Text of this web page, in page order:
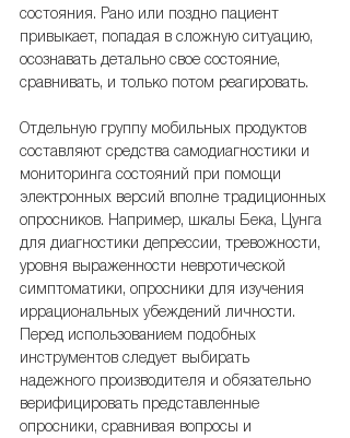
состояния. Рано или поздно пациент
привыкает, попадая в сложную ситуацию,
осознавать детально свое состояние,
сравнивать, и только потом реагировать.
Отдельную группу мобильных продуктов
составляют средства самодиагностики и
мониторинга состояний при помощи
электронных версий вполне традиционных
опросников. Например, шкалы Бека, Цунга
для диагностики депрессии, тревожности,
уровня выраженности невротической
симптоматики, опросники для изучения
иррациональных убеждений личности.
Перед использованием подобных
инструментов следует выбирать
надежного производителя и обязательно
верифицировать представленные
опросники, сравнивая вопросы и